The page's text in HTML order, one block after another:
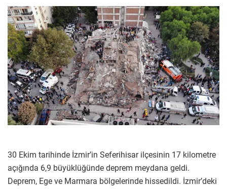
30 Ekim tarihinde İzmir’in Seferihisar ilçesinin 17 kilometre
açığında 6,9 büyüklüğünde deprem meydana geldi.
Deprem, Ege ve Marmara bölgelerinde hissedildi. İzmir’deki